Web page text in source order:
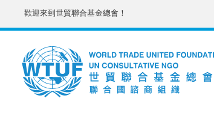
歡迎來到世貿聯合基金總會！